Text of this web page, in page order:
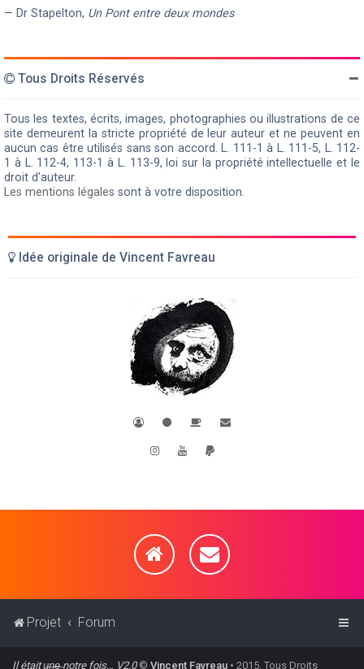
— Dr Stapelton, Un Pont entre deux mondes
Tous Droits Réservés
Tous les textes, écrits, images, photographies ou illustrations de ce
site demeurent la stricte propriété de leur auteur et ne peuvent en
aucun cas être utilisés sans son accord. L. 111-1 à L. 111-5, L. 112-
1 à L. 112-4, 113-1 à L. 113-9, loi sur la propriété intellectuelle et le
droit d'auteur.
Les mentions légales sont à votre disposition.
Idée originale de Vincent Favreau
Projet Forum
Il était u̶n̶e̶ notre fois… V2.0 © Vincent Favreau • 2015. Tous Droits